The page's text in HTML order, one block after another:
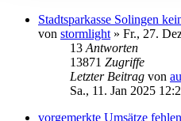
Stadtsparkasse Solingen
von stormlight » Fr., 27.
13 Antworten
13871 Zugriffe
Letzter Beitrag von
Sa., 11. Jan 2025
vorgemerkte Umsätze fehlen